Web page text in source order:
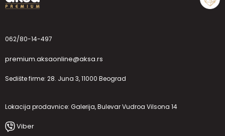
062/80-14-497
premium.aksaonline@aksa.rs
Sedište firme: 28. Juna 3, 11000 Beograd
Lokacija prodavnice: Galerija, Bulevar Vudroa Vilsona 14
Viber